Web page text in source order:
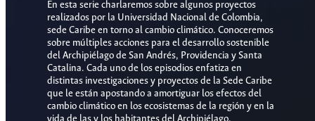
En esta serie charlaremos sobre algunos proyectos
realizados por la Universidad Nacional de Colombia,
sede Caribe en torno al cambio climático. Conoceremos
sobre múltiples acciones para el desarrollo sostenible
del Archipiélago de San Andrés, Providencia y Santa
Catalina. Cada uno de los episodios enfatiza en
distintas investigaciones y proyectos de la Sede Caribe
que le están apostando a amortiguar los efectos del
cambio climático en los ecosistemas de la región y en la